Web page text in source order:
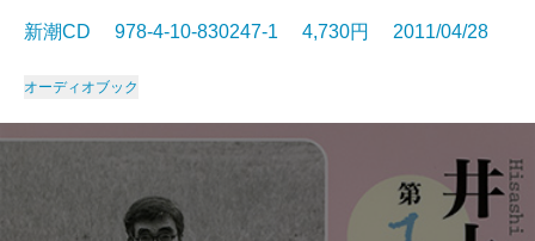
新潮CD 978-4-10-830247-1 4,730円 2011/04/28
オーディオブック